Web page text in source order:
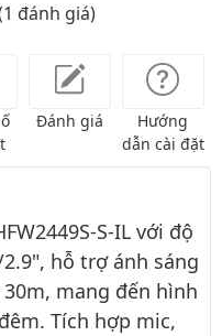
1 đánh giá)
Đánh giá
Hướng
dẫn cài đặt
S-IL với độ
hỗ trợ ánh sáng
mang đến hình
Tích hợp mic,